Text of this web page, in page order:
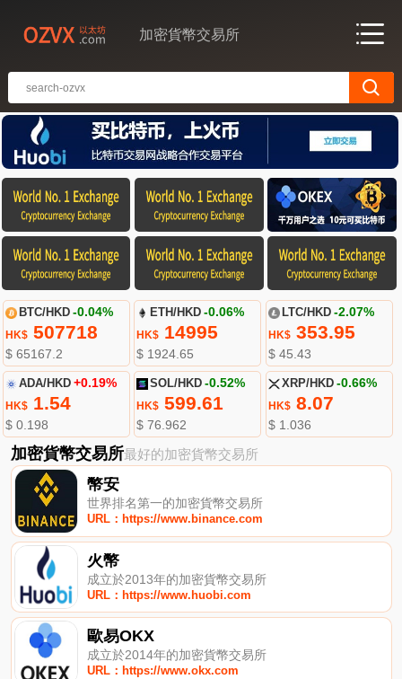
加密貨幣交易所
BTC/HKD -0.04%
HK$507718
$ 65167.2
ETH/HKD -0.06%
HK$ 14995
$ 1924.65
LTC/HKD -2.07%
HK$353.95
$ 45.43
ADA/HKD +0.19%
HK$1.54
$ 0.198
SOL/HKD -0.52%
HK$ 599.61
$ 76.962
XRP/HKD -0.66%
HK$8.07
$ 1.036
加密貨幣交易所最好的加密貨幣交易所
幣安
世界排名第一的加密貨幣交易所
URL：https://www.binance.com
火幣
成立於2013年的加密貨幣交易所
URL：https://www.huobi.com
歐易OKX
成立於2014年的加密貨幣交易所
URL：https://www.okx.com